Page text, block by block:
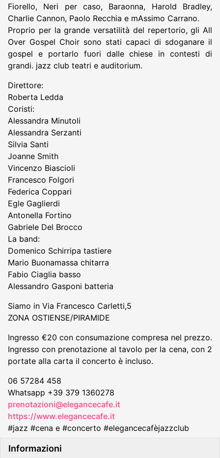
Fiorello, Neri per caso, Baraonna, Harold Bradley,
Charlie Cannon, Paolo Recchia e mAssimo Carrano.
Proprio per la grande versatilità del repertorio, gli All
Over Gospel Choir sono stati capaci di sdoganare il
gospel e portarlo fuori dalle chiese in contesti di
grandi. jazz club teatri e auditorium.
Direttore:
Roberta Ledda
Coristi:
Alessandra Minutoli
Alessandra Serzanti
Silvia Santi
Joanne Smith
Vincenzo Biascioli
Francesco Folgori
Federica Coppari
Egle Gaglierdi
Antonella Fortino
Gabriele Del Brocco
La band:
Domenico Schirripa tastiere
Mario Buonamassa chitarra
Fabio Ciaglia basso
Alessandro Gasponi batteria
Siamo in Via Francesco Carletti,5
ZONA OSTIENSE/PIRAMIDE
Ingresso €20 con consumazione compresa nel prezzo.
Ingresso con prenotazione al tavolo per la cena, con 2
portate alla carta il concerto è incluso.
06 57284 458
Whatsapp +39 379 1360278
prenotazioni@elegancecafe.it
https://www.elegancecafe.it
#jazz #cena e #concerto #elegancecafèjazzclub
Informazioni